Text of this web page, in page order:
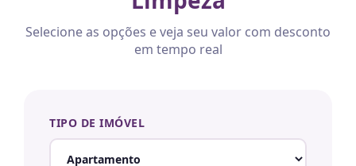
Selecione as opções e veja seu valor com desconto
em tempo real
TIPO DE IMÓVEL